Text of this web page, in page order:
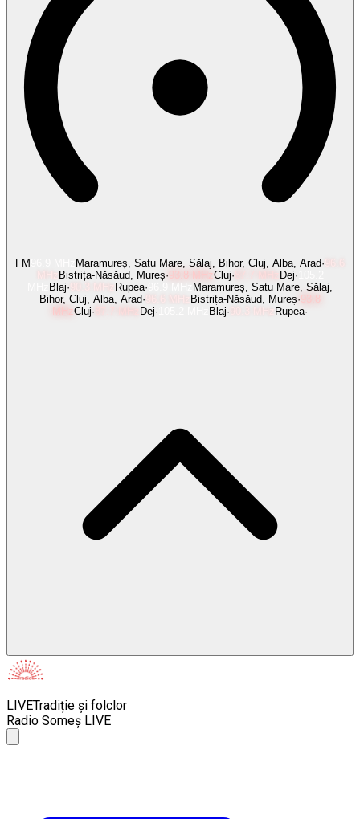
FM Maramureș, Satu Mare, Sălaj, Bihor, Cluj, Alba, Arad·
Bistrița-Năsăud, Mureș· MHzCluj· Dej·
Blaj· Rupea·
Maramureș, Satu Mare, Sălaj,
Bihor, Cluj, Alba, Arad· Bistrița-Năsăud, Mureș·
MHzCluj· Dej· Blaj· Rupea·
LIVETradiție și folclor
Radio Someș LIVE